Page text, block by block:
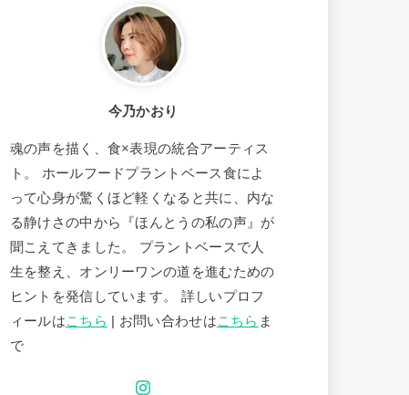
今乃かおり
魂の声を描く、食×表現の統合アーティス
ト。 ホールフードプラントベース食によ
って心身が驚くほど軽くなると共に、内な
る静けさの中から『ほんとうの私の声』が
聞こえてきました。 プラントベースで人
生を整え、オンリーワンの道を進むための
ヒントを発信しています。 詳しいプロフ
ィールはこちら | お問い合わせはこちら ま
で